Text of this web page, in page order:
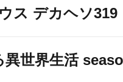
ス デカヘソ319
世界生活